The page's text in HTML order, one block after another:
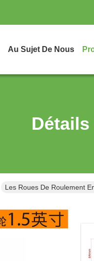
Au Sujet De Nous
Les Roues De Roulement